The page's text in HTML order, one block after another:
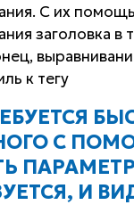
С их
заголовка в
к тегу
С
И